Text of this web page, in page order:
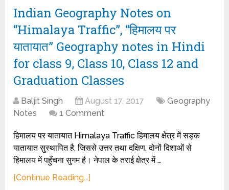
Indian Geography Notes on
“Himalaya Traffic”, “हिमालय पर
यातायात” Geography notes in Hindi
for class 9, Class 10, Class 12 and
Graduation Classes
Baljit Singh August 17, 2017
Geography
Notes
1 Comment
हिमालय पर यातायात Himalaya Traffic हिमालय क्षेत्र में सड़क
यातायात सुस्थापित है, जिससे उत्तर तथा दक्षिण, दोनों दिशाओं से
हिमालय में पहुँचना सुगम है। नेपाल के तराई क्षेत्र में …
[Continue Reading...]